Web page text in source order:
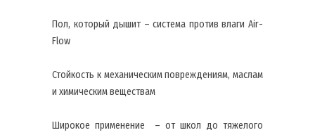
Пол, который дышит – система против влаги Air-
Flow
Стойкость к механическим повреждениям, маслам
и химическим веществам
Широкое применение – от школ до тяжелого